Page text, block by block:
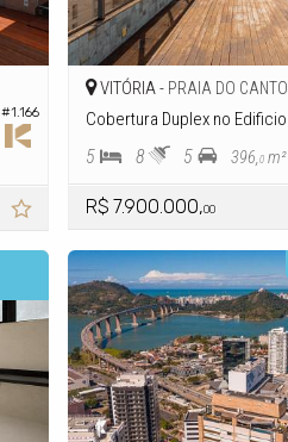
#1.166
VITÓRIA - PRAIA DO CANTO
5 8 5 396,0 m²
R$ 7.900.000,00